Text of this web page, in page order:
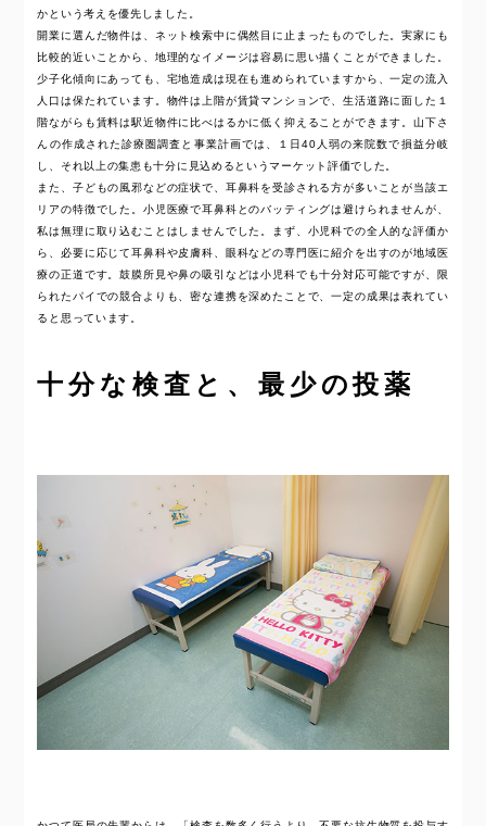
かという考えを優先しました。
開業に選んだ物件は、ネット検索中に偶然目に止まったものでした。実家にも
比較的近いことから、地理的なイメージは容易に思い描くことができました。
少子化傾向にあっても、宅地造成は現在も進められていますから、一定の流入
人口は保たれています。物件は上階が賃貸マンションで、生活道路に面した１
階ながらも賃料は駅近物件に比べはるかに低く抑えることができます。山下さ
んの作成された診療圏調査と事業計画では、１日40人弱の来院数で損益分岐
し、それ以上の集患も十分に見込めるというマーケット評価でした。
また、子どもの風邪などの症状で、耳鼻科を受診される方が多いことが当該エ
リアの特徴でした。小児医療で耳鼻科とのバッティングは避けられませんが、
私は無理に取り込むことはしませんでした。まず、小児科での全人的な評価か
ら、必要に応じて耳鼻科や皮膚科、眼科などの専門医に紹介を出すのが地域医
療の正道です。鼓膜所見や鼻の吸引などは小児科でも十分対応可能ですが、限
られたパイでの競合よりも、密な連携を深めたことで、一定の成果は表れてい
ると思っています。
十分な検査と、最少の投薬